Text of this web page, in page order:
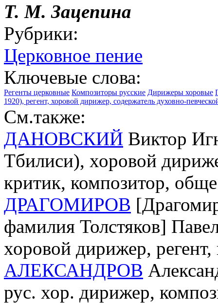
Т. М. Зацепина
Рубрики:
Церковное пение
Ключевые слова:
Регенты церковные Композиторы русские Дирижеры хоровые
1920), регент, хоровой дирижер, содержатель духовно-
См.также:
ДАНОВСКИЙ Виктор
Тбилиси), хоровой
критик, композитор,
ДРАГОМИРОВ
фамилия Толстяков]
хоровой дирижер, регент,
АЛЕКСАНДРОВ
рус. хор. дирижер,